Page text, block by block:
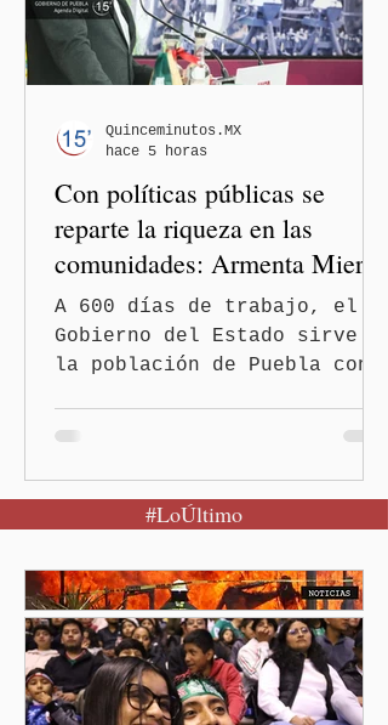
el ocultamiento de
evidencias relacionadas con
la desaparición de los 43
Normal Rural "Raúl Isidro
Burgos" de Ayotzinapa. A
través
Con políticas públicas se
reparte la riqueza en las
comunidades: Armenta Mier
A 600 días de trabajo, el
Gobierno del Estado sirve a
la población de Puebla con
pública heredada del Museo
Internacional del Barroco
del erario en los gobiernos
neoliberales del pasado.
Quinceminutos.MX
hace 5 horas
#LoÚltimo